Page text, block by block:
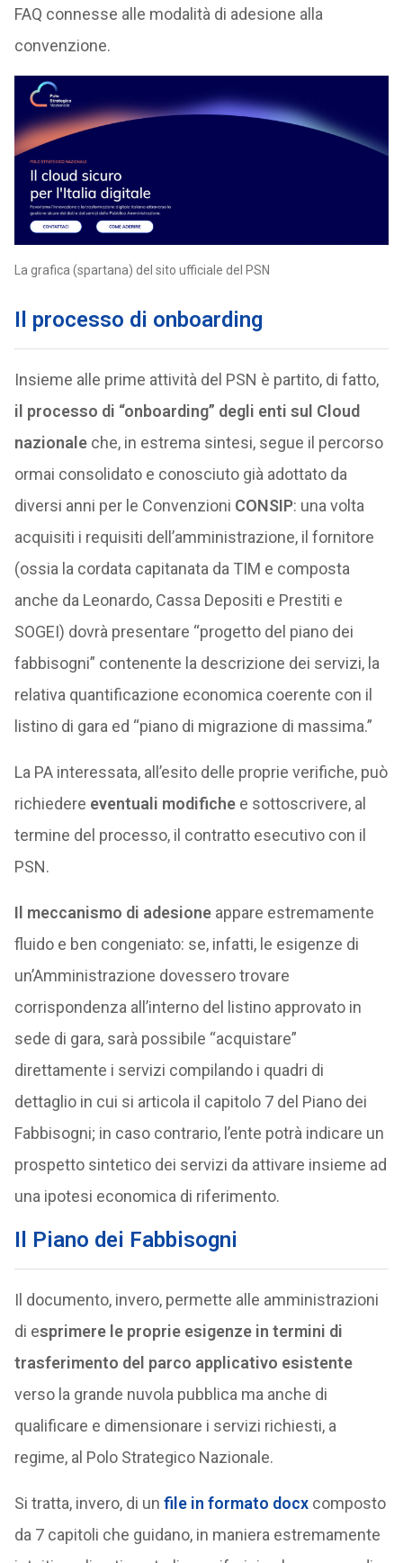
FAQ connesse alle modalità di adesione alla
convenzione.
La grafica (spartana) del sito ufficiale del PSN
Il processo di onboarding
Insieme alle prime attività del PSN è partito, di fatto,
il processo di “onboarding” degli enti sul Cloud
nazionaleche, in estrema sintesi, segue il percorso
ormai consolidato e conosciuto già adottato da
diversi anni per le Convenzioni CONSIP: una volta
acquisiti i requisiti dell’amministrazione, il fornitore
(ossia la cordata capitanata da TIM e composta
anche da Leonardo, Cassa Depositi e Prestiti e
SOGEI) dovrà presentare “progetto del piano dei
fabbisogni” contenente la descrizione dei servizi, la
relativa quantificazione economica coerente con il
listino di gara ed “piano di migrazione di massima.”
La PA interessata, all’esito delle proprie verifiche, può
richiedere eventuali modifichee sottoscrivere, al
termine del processo, il contratto esecutivo con il
PSN.
Il meccanismo di adesioneappare estremamente
fluido e ben congeniato: se, infatti, le esigenze di
un’Amministrazione dovessero trovare
corrispondenza all’interno del listino approvato in
sede di gara, sarà possibile “acquistare”
direttamente i servizi compilando i quadri di
dettaglio in cui si articola il capitolo 7 del Piano dei
Fabbisogni; in caso contrario, l’ente potrà indicare un
prospetto sintetico dei servizi da attivare insieme ad
una ipotesi economica di riferimento.
Il Piano dei Fabbisogni
Il documento, invero, permette alle amministrazioni
di esprimere le proprie esigenze in termini di
trasferimento del parco applicativo esistente
verso la grande nuvola pubblica ma anche di
qualificare e dimensionare i servizi richiesti, a
regime, al Polo Strategico Nazionale.
Si tratta, invero, di un file in formato docxcomposto
da 7 capitoli che guidano, in maniera estremamente